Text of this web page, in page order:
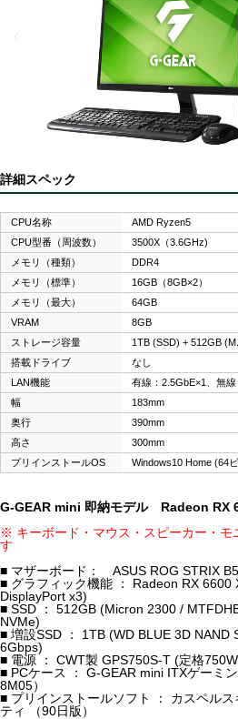
詳細スペック
CPU名称
AMD Ryzen5
CPU型番（周波数）
3500X（3.6GHz)
メモリ（種類）
DDR4
メモリ（標準）
16GB（8GB×2）
メモリ（最大）
64GB
VRAM
8GB
ストレージ容量
1TB (SSD) + 512GB
搭載ドライブ
なし
LAN機能
有線：2.5GbE×1、無
幅
183mm
奥行
390mm
高さ
300mm
プリインストールOS
Windows10 Home (64
G-GEAR mini 即納モデル Radeon RX
※ キーボード・マウス・スピーカー・モ
す
■ マザーボード： ASUS ROG STRIX
■ グラフィック機能 ： Radeon RX 6600
DisplayPort x3)
■ SSD ： 512GB (Micron 2300 /
NVMe)
■ 増設SSD ： 1TB (WD BLUE 3D NAND
6Gbps)
■ 電源 ： CWT製 GPS750S-T (定格
■ PCケース ： G-GEAR mini ITXゲーミ
8M05）
■ プリインストールソフト ： カスペル
ティ （90日版）